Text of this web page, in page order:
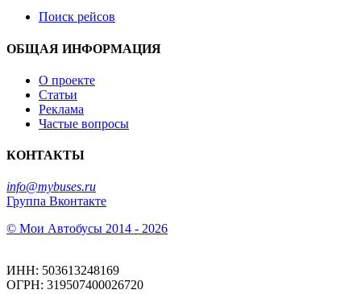
Поиск рейсов
ОБЩАЯ ИНФОРМАЦИЯ
О проекте
Статьи
Реклама
Частые вопросы
КОНТАКТЫ
info@mybuses.ru
Группа Вконтакте
© Мои Автобусы 2014 - 2026
ИНН: 503613248169
ОГРН: 319507400026720